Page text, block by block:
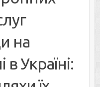
на
в Україні: